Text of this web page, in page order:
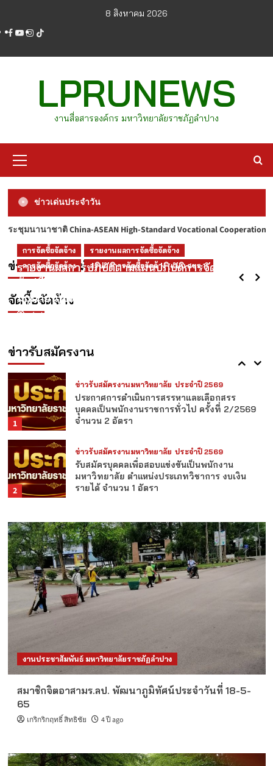
content
8 สิงหาคม 2026
facebook
youtube
instagram
tiktok
LPRUNEWS
งานสื่อสารองค์กร มหาวิทยาลัยราชภัฏลำปาง
Menu
ข่าวเด่นประจำวัน
High-Standard Vocational Cooperation and Practice Forum
ข่าวประชาสัมพันธ์
LPRU NEWS ฉบับวันที่ 7 สิงหาคม 2569
CHANATIP.M 1 วัน ago
จัดซื้อจัดจ้าง
การจัดซื้อจัดจ้าง สรุปผลการจัดซื้อจัดจ้าง (แบบ สขร.1)
สรุปผลการจัดซื้อจัดจ้าง(แบบ สขร.1)ประจำเดือน
มิถุนายน 2569
adminLPRU
การจัดซื้อจัดจ้าง รายงานผลการจัดซื้อจัดจ้าง
รายงานผลการปฏิบัติตามแผนปฏิบัติการจัดซื้อจัด
จ้าง ปีงบประมาณ พ.ศ. 2569 (เมษายน –
มิถุนายน)ไตรมาส3
adminLPRU
ข่าวรับสมัครงาน
ข่าวรับสมัครงานมหาวิทยาลัย ประจำปี 2569
ประกาศรายชื่อผู้ผ่านเกณฑ์การสอบแข่งขันเป็น
พนักงานมหาวิทยาลัย ตำแหน่งประเภทวิชาการ
5
พนักงานมหาวิทยาลัย ตำแหน่งประเภทวิชาการ
1
ข่าวรับสมัครงานมหาวิทยาลัย ประจำปี 2569
ประกาศการดำเนินการสรรหาและเลือกสรร
บุคคลเป็นพนักงานราชการทั่วไป ครั้งที่ 2/2569
จำนวน 2 อัตรา
2
ข่าวรับสมัครงานมหาวิทยาลัย ประจำปี 2569
รับสมัครบุคคลเพื่อสอบแข่งขันเป็นพนักงาน
มหาวิทยาลัย ตำแหน่งประเภทวิชาการ งบเงิน
รายได้ จำนวน 1 อัตรา
3
รับสมัครบุคคลเพื่อสอบแข่งขันเป็นพนักงาน
มหาวิทยาลัย ตำแหน่งประเภทวิชาการ งบเงิน
รายได้ จำนวน 1 อัตรา
ข่าวรับสมัครงานมหาวิทยาลัย
ประกาศรายชื่อผู้ผ่านเกณฑ์การสอบแข่งขันเป็น
พนักงานมหาวิทยาลัย ตำแหน่งประเภทวิชาการ
ข่าวรับสมัครงานมหาวิทยาลัย ประจำปี 2569
ประกาศรายชื่อผู้ผ่านเกณฑ์การสอบแข่งขันเป็น
พนักงานมหาวิทยาลัย ตำแหน่งประเภทวิชาการ
1
ข่าวรับสมัครงานมหาวิทยาลัย
จำนวน 2 อัตรา
งานประชาสัมพันธ์ มหาวิทยาลัยราชภัฏลำปาง
สมาชิกจิตอาสามร.ลป. พัฒนาภูมิทัศน์ประจำวันที่ 18-5-
65
เกริกริกฤทธิ์ สิทธิชัย 4 ปี ago